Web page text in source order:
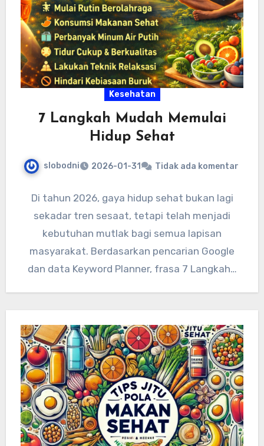
Kesehatan
7 Langkah Mudah Memulai
Hidup Sehat
slobodni 2026-01-31 Tidak ada komentar
Di tahun 2026, gaya hidup sehat bukan lagi
sekadar tren sesaat, tetapi telah menjadi
kebutuhan mutlak bagi semua lapisan
masyarakat. Berdasarkan pencarian Google
dan data Keyword Planner, frasa 7 Langkah…